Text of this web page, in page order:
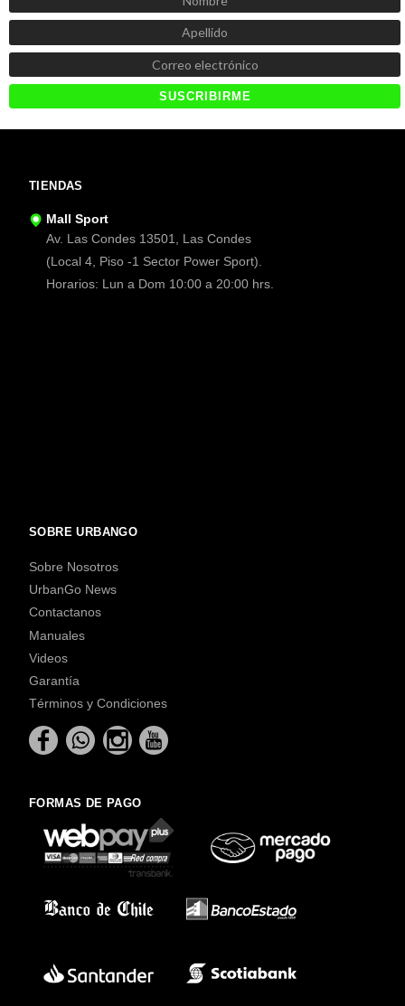
TIENDAS
Mall Sport
Av. Las Condes 13501, Las Condes
(Local 4, Piso -1 Sector Power Sport).
Horarios: Lun a Dom 10:00 a 20:00 hrs.
SOBRE URBANGO
Sobre Nosotros
UrbanGo News
Contactanos
Manuales
Videos
Garantía
Términos y Condiciones
FORMAS DE PAGO